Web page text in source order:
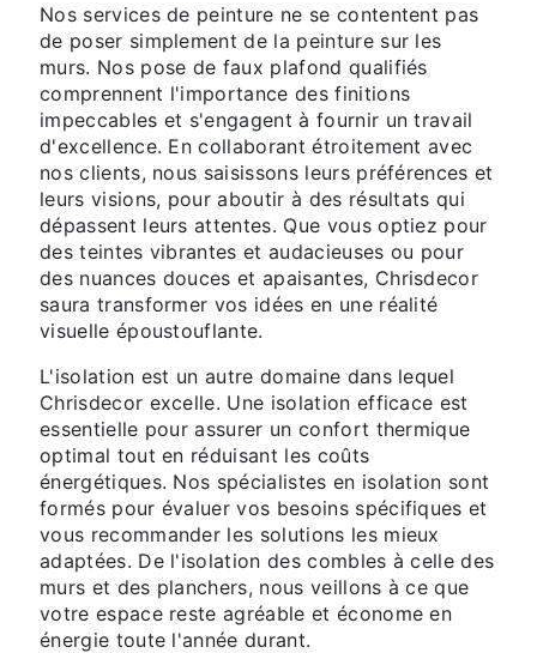
Nos services de peinture ne se contentent pas
de poser simplement de la peinture sur les
murs. Nos pose de faux plafond qualifiés
comprennent l'importance des finitions
impeccables et s'engagent à fournir un travail
d'excellence. En collaborant étroitement avec
nos clients, nous saisissons leurs préférences et
leurs visions, pour aboutir à des résultats qui
dépassent leurs attentes. Que vous optiez pour
des teintes vibrantes et audacieuses ou pour
des nuances douces et apaisantes, Chrisdecor
saura transformer vos idées en une réalité
visuelle époustouflante.
L'isolation est un autre domaine dans lequel
Chrisdecor excelle. Une isolation efficace est
essentielle pour assurer un confort thermique
optimal tout en réduisant les coûts
énergétiques. Nos spécialistes en isolation sont
formés pour évaluer vos besoins spécifiques et
vous recommander les solutions les mieux
adaptées. De l'isolation des combles à celle des
murs et des planchers, nous veillons à ce que
votre espace reste agréable et économe en
énergie toute l'année durant.